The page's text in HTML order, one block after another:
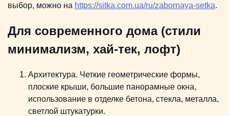
выбор, можно на https://sitka.com.ua/ru/zabornaya-setka.
Для современного дома (стили
минимализм, хай-тек, лофт)
Архитектура. Четкие геометрические формы,
плоские крыши, большие панорамные окна,
использование в отделке бетона, стекла, металла,
светлой штукатурки.